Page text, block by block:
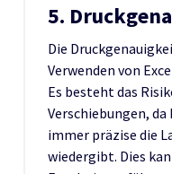
5.
Die
Verwenden von
Es besteht das
Verschiebungen,
immer präzise die
wiedergibt. Dies